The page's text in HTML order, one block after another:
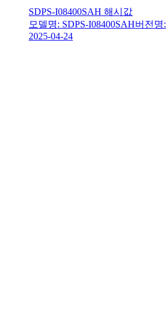
SDPS-I08400SAH 해시값
모델명: SDPS-I08400SAH버전명
2025-04-24